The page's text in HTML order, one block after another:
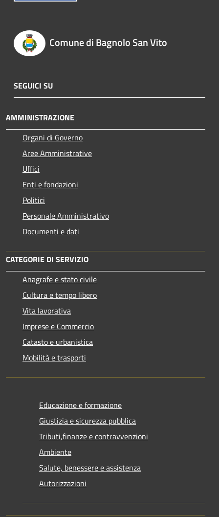
Comune di Bagnolo San Vito
SEGUICI SU
AMMINISTRAZIONE
Organi di Governo
Aree Amministrative
Uffici
Enti e fondazioni
Politici
Personale Amministrativo
Documenti e dati
CATEGORIE DI SERVIZIO
Anagrafe e stato civile
Cultura e tempo libero
Vita lavorativa
Imprese e Commercio
Catasto e urbanistica
Mobilità e trasporti
Educazione e formazione
Giustizia e sicurezza pubblica
Tributi,finanze e contravvenzioni
Ambiente
Salute, benessere e assistenza
Autorizzazioni